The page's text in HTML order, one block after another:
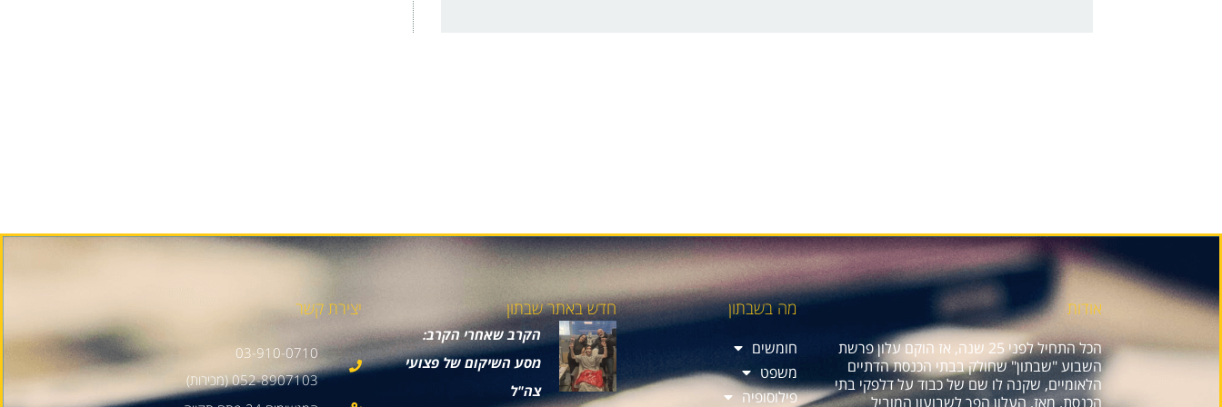
אודות
הכל התחיל לפני 25 שנה, אז הוקם עלון פרשת
השבוע "שבתון" שחולק בבתי הכנסת הדתיים
הלאומיים, שקנה לו שם של כבוד על דלפקי בתי
הכנסת. מאז, העלון הפך לשבועון המוביל
מה בשבתון
חומשים
משפט
פילוסופיה
חדש באתר שבתון
הקרב שאחרי הקרב:
מסע השיקום של פצועי
צה"ל
יצירת קשר
03-910-0710
052-8907103 (מכירות)